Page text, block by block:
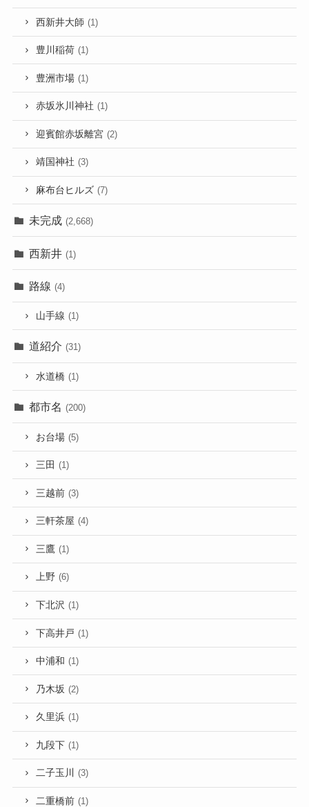
西新井大師 (1)
豊川稲荷 (1)
豊洲市場 (1)
赤坂氷川神社 (1)
迎賓館赤坂離宮 (2)
靖国神社 (3)
麻布台ヒルズ (7)
未完成 (2,668)
西新井 (1)
路線 (4)
山手線 (1)
道紹介 (31)
水道橋 (1)
都市名 (200)
お台場 (5)
三田 (1)
三越前 (3)
三軒茶屋 (4)
三鷹 (1)
上野 (6)
下北沢 (1)
下高井戸 (1)
中浦和 (1)
乃木坂 (2)
久里浜 (1)
九段下 (1)
二子玉川 (3)
二重橋前 (1)